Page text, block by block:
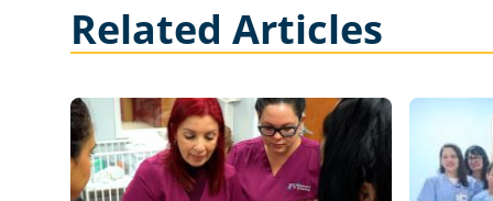
Related Articles